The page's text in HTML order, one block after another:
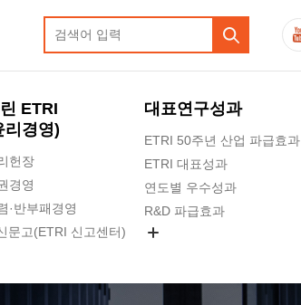
ETRI
리경영)
헌장
경영
·반부패경영
문고(ETRI 신고센터)
대표연구성과
ETRI 50주년 산업 파급효과
ETRI 대표성과
연도별 우수성과
R&D 파급효과